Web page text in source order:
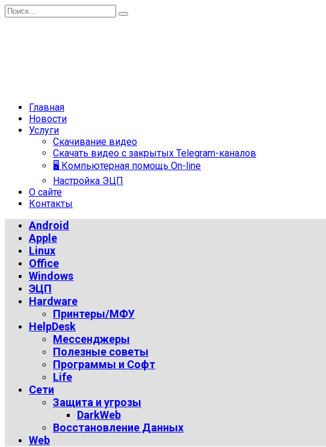
Перейти
к
Search
for:
Главная
Новости
Услуги
Скачивание видео
Скачать видео с закрытых Telegram-каналов
🖥 Компьютерная помощь On-line
Настройка ЭЦП
О сайте
Контакты
Android
Apple
Linux
Office
Windows
ЭЦП
Hardware
Принтеры/МФУ
HelpDesk
Мессенджеры
Полезные советы
Программы и Софт
Life
Сети
Защита и угрозы
DarkWeb
Восстановление Данных
Web